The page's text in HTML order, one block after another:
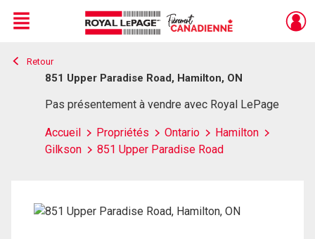
Live
En Direct
Menu
Retour
851 Upper Paradise Road, Hamilton, ON
Pas présentement à vendre avec Royal LePage
Accueil Propriétés Ontario
Hamilton
Gilkson
851 Upper Paradise Road